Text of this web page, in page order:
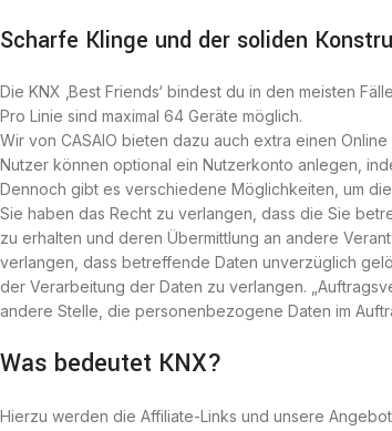
Scharfe Klinge und der soliden
Die KNX ‚Best Friends‘ bindest du in den meisten
Pro Linie sind maximal 64 Geräte möglich.
Wir von CASAIO bieten dazu auch extra einen
Nutzer können optional ein Nutzerkonto anlegen,
Dennoch gibt es verschiedene Möglichkeiten, um
Sie haben das Recht zu verlangen, dass die Sie
zu erhalten und deren Übermittlung an andere
verlangen, dass betreffende Daten unverzüglich
der Verarbeitung der Daten zu verlangen.
andere Stelle, die personenbezogene Daten im
Was bedeutet KNX?
Hierzu werden die Affiliate-Links und unsere